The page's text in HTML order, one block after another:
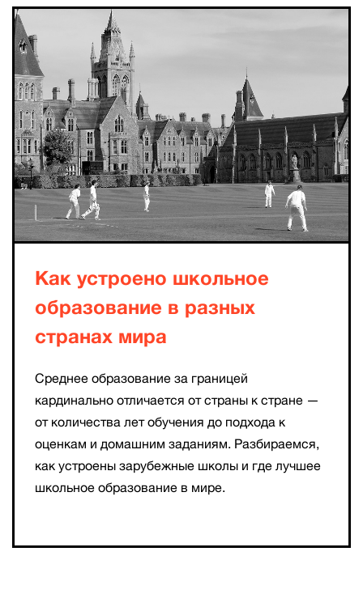
Как устроено школьное
образование в разных
странах мира
Среднее образование за границей
кардинально отличается от страны к стране —
от количества лет обучения до подхода к
оценкам и домашним заданиям. Разбираемся,
как устроены зарубежные школы и где лучшее
школьное образование в мире.